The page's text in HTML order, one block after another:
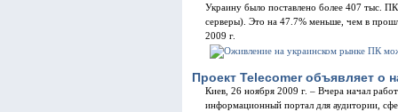
Украину было поставлено более 407 тыс.
серверы). Это на 47.7% меньше, чем в
2009 г.
Проект Telecomer объявляет о
Киев, 26 ноября 2009 г. – Вчера начал
информационный портал для аудитории,